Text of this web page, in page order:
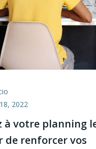
2022
à votre planning
de renforcer vos